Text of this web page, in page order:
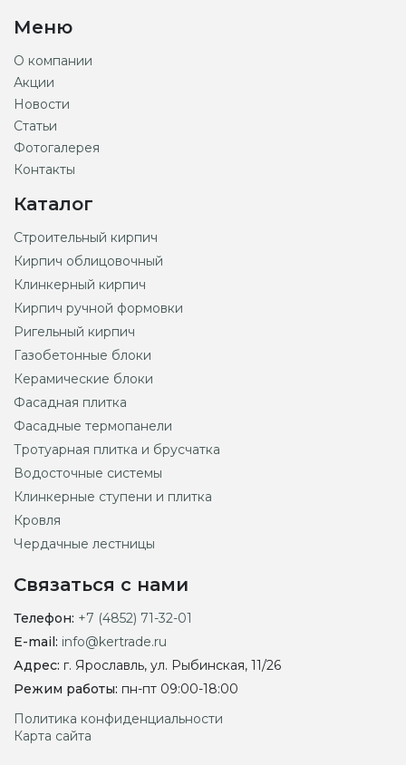
Меню
О компании
Акции
Новости
Статьи
Фотогалерея
Контакты
Каталог
Строительный кирпич
Кирпич облицовочный
Клинкерный кирпич
Кирпич ручной формовки
Ригельный кирпич
Газобетонные блоки
Керамические блоки
Фасадная плитка
Фасадные термопанели
Тротуарная плитка и брусчатка
Водосточные системы
Клинкерные ступени и плитка
Кровля
Чердачные лестницы
Связаться с нами
Телефон: +7 (4852) 71-32-01
E-mail: info@kertrade.ru
Адрес: г. Ярославль, ул. Рыбинская, 11/26
Режим работы: пн-пт 09:00-18:00
Политика конфиденциальности
Карта сайта